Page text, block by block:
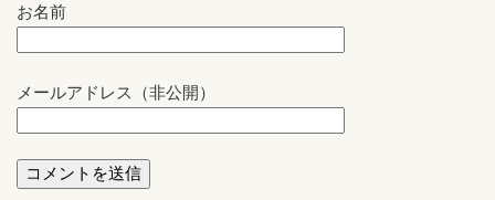
お名前
メールアドレス（非公開）